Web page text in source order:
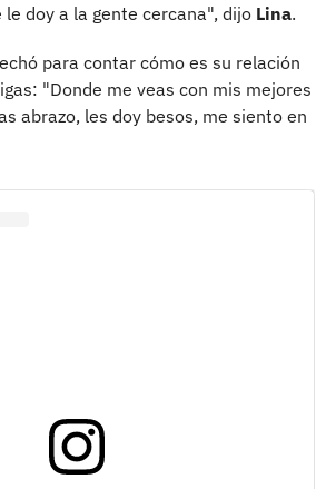
doy a la gente cercana", dijo Lina.
para contar cómo es su relación
"Donde me veas con mis mejores
abrazo, les doy besos, me siento en